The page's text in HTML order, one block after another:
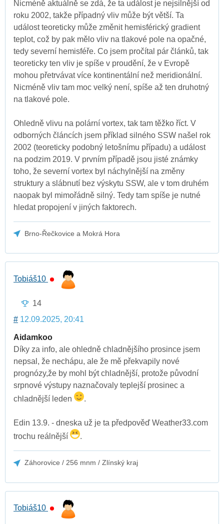
Nicméně aktuálně se zdá, že ta událost je nejsilnější od
roku 2002, takže případný vliv může být větší. Ta
událost teoreticky může změnit hemisférický gradient
teplot, což by pak mělo vliv na tlakové pole na opačné,
tedy severní hemisféře. Co jsem pročítal pár článků, tak
teoreticky ten vliv je spíše v proudění, že v Evropě
mohou přetrvávat více kontinentální než meridionální.
Nicméně vliv tam moc velký není, spíše až ten druhotný
na tlakové pole.
Ohledně vlivu na polární vortex, tak tam těžko říct. V
odborných článcích jsem příklad silného SSW našel rok
2002 (teoreticky podobný letošnímu případu) a událost
na podzim 2019. V prvním případě jsou jisté známky
toho, že severní vortex byl náchylnější na změny
struktury a slábnutí bez výskytu SSW, ale v tom druhém
naopak byl mimořádně silný. Tedy tam spíše je nutné
hledat propojení v jiných faktorech.
Brno-Řečkovice a Mokrá Hora
Tobiáš10
14
# 12.09.2025, 20:41
Aidamkoo
Díky za info, ale ohledně chladnějšího prosince jsem
nepsal, že nechápu, ale že mě překvapily nové
prognózy,že by mohl být chladnější, protože původní
srpnové výstupy naznačovaly teplejší prosinec a
chladnější leden
.
Edin 13.9. - dneska už je ta předpověď Weather33.com
trochu reálnější
.
Záhorovice / 256 mnm / Zlínský kraj
Tobiáš10